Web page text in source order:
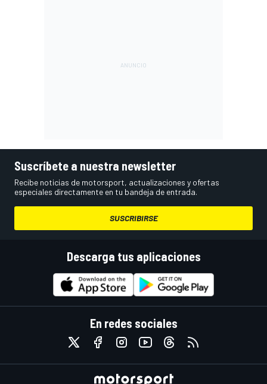
Suscríbete a nuestra newsletter
Recibe noticias de motorsport, actualizaciones y ofertas
especiales directamente en tu bandeja de entrada.
SUSCRIBIRSE
Descarga tus aplicaciones
En redes sociales